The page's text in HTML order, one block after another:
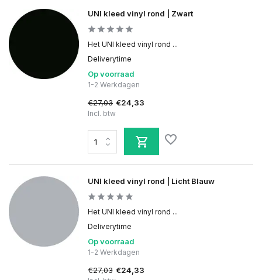
UNI kleed vinyl rond | Zwart
Het UNI kleed vinyl rond ...
Deliverytime
Op voorraad
1-2 Werkdagen
€27,03 €24,33
Incl. btw
UNI kleed vinyl rond | Licht Blauw
Het UNI kleed vinyl rond ...
Deliverytime
Op voorraad
1-2 Werkdagen
€27,03 €24,33